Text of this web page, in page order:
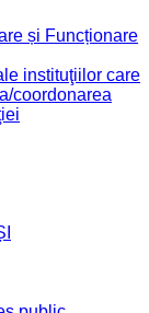
și Funcționare
instituţiilor care
coordonarea